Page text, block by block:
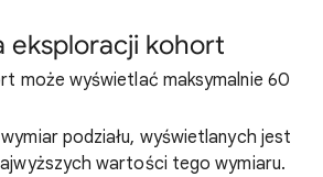
eksploracji kohort
może wyświetlać maksymalnie 60
podziału, wyświetlanych jest
wartości tego wymiaru.